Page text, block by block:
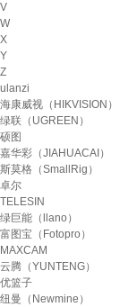
V
W
X
Y
Z
ulanzi
海康威视（HIKVISION）
绿联（UGREEN）
硕图
嘉华彩（JIAHUACAI）
斯莫格（SmallRig）
卓尔
TELESIN
绿巨能（llano）
富图宝（Fotopro）
MAXCAM
云腾（YUNTENG）
优篮子
纽曼（Newmine）